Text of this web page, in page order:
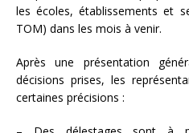
les écoles, établissements et
TOM) dans les mois à venir.
Après une présentation
décisions prises, les
certaines précisions :